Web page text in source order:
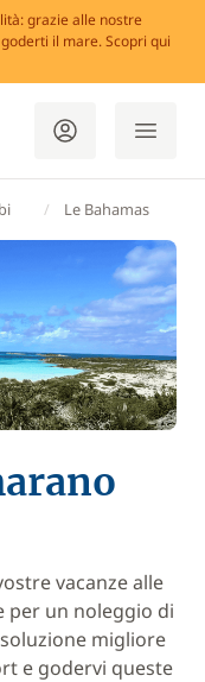
grazie alle nostre
il mare. Scopri qui
Le Bahamas
vacanze alle
per un noleggio di
migliore
e godervi queste